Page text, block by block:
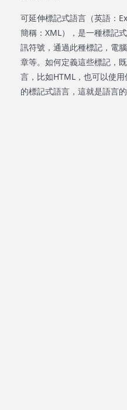
可延伸標記式語言（英語：
簡稱：XML），是一種標記
訊符號，通過此種標記，電
章等。如何定義這些標記，
言，比如HTML，也可以使
的標記式語言，這就是語言的